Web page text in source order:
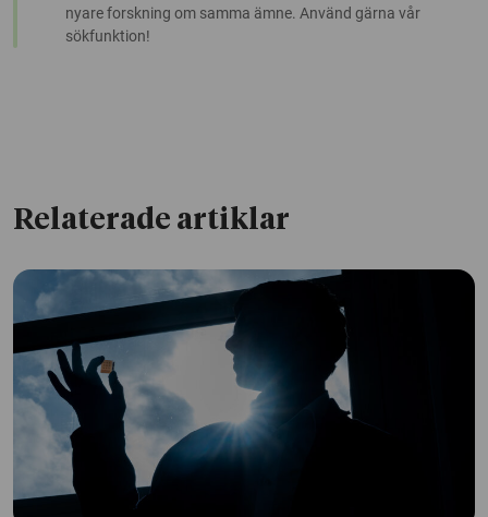
nyare forskning om samma ämne. Använd gärna vår
sökfunktion!
Relaterade artiklar